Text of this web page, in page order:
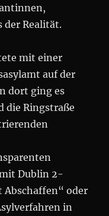
der Realität.
mit einer
auf der
dort ging es
die Ringstraße
Dublin 2-
Abschaffen“ oder
in